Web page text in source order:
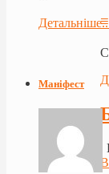
≡
Маніфест